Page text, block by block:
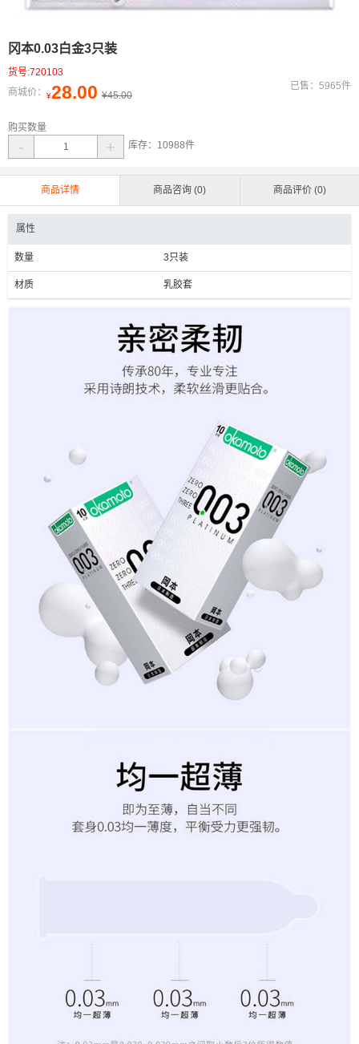
冈本0.03白金3只装
货号:720103
商城价：
¥28.00 ¥45.00
已售：5965件
购买数量
- + 库存： 10988件
商品详情 商品咨询 (0) 商品评价 (0)
属性
数量 3只装
材质 乳胶套